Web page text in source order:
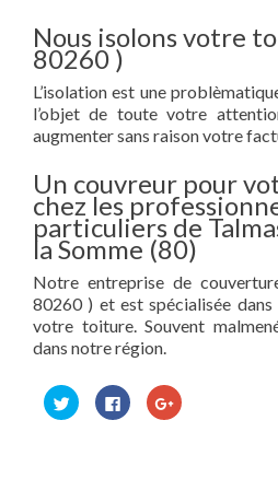
Nous isolons votre
80260 )
L’isolation est une
l’objet de toute votre
augmenter sans raison votre
Un couvreur pour
chez les
particuliers de
la Somme (80)
Notre entreprise de
80260 ) et est spécialisée
votre toiture. Souvent
dans notre région.
Cliquez
pour
partager
Cliquez
pour
partager
Cliquez
pour